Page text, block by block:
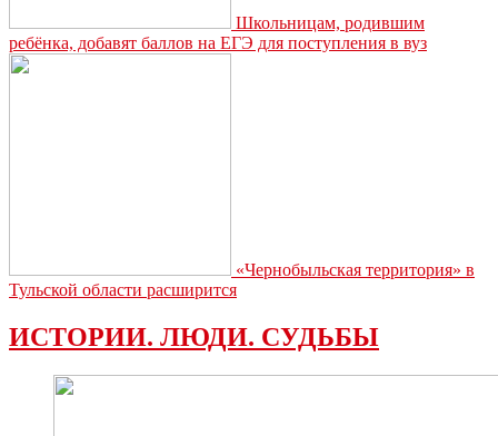
Школьницам, родившим
ребёнка, добавят баллов на ЕГЭ для поступления в вуз
«Чернобыльская территория» в
Тульской области расширится
ИСТОРИИ. ЛЮДИ. СУДЬБЫ